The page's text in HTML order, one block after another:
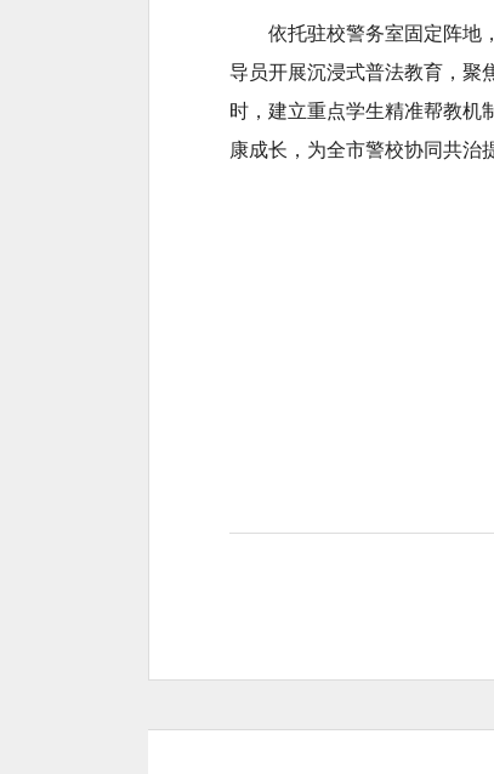
依托驻校警务室固定阵地
导员开展沉浸式普法教育，聚
时，建立重点学生精准帮教机
康成长，为全市警校协同共治